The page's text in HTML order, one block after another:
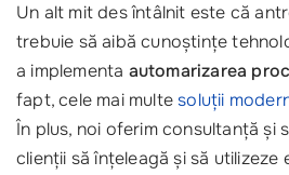
Un alt mit des întâlnit este că
trebuie să aibă cunoștințe
a implementa automarizarea
fapt, cele mai multesoluții
În plus, noi oferim consultanță și
clienții să înțeleagă și să